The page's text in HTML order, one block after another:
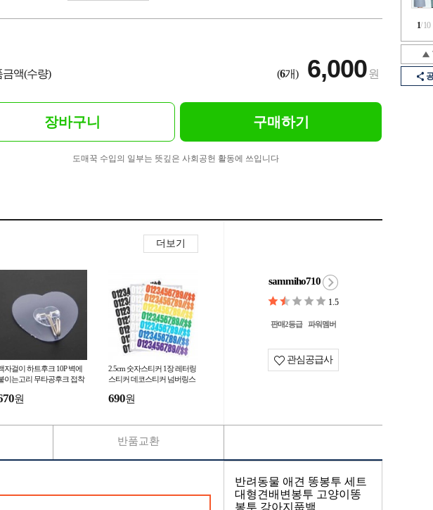
1/10
금액(수량) (6개) 6,000원
장바구니 구매하기
도매꾹 수입의 일부는 뜻깊은 사회공헌 활동에 쓰입니다
더보기
자걸이 하트후크 10P 벽에
이는고리 무타공후크 접착
원
2.5cm 숫자스티커 1장 레터링
스티커 데코스티커 넘버링스
690원
sammiho710
1.5
판매2등급 파워멤버
관심공급사
반품교환
반려동물 애견 똥봉투 세트
대형견배변봉투 고양이똥
봉투 강아지풉백